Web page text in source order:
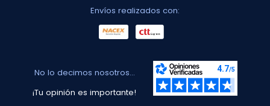
Envíos realizados con:
No lo decimos nosotros...
¡Tu opinión es importante!